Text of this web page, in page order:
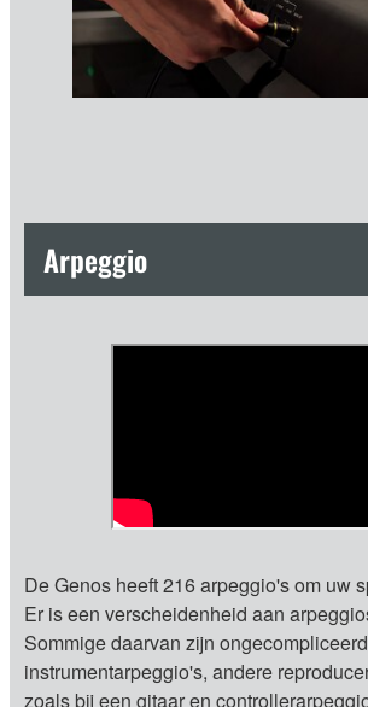
Arpeggio
De Genos heeft 216 arpeggio's om uw
Er is een verscheidenheid aan
Sommige daarvan zijn
instrumentarpeggio's, andere
zoals bij een gitaar en